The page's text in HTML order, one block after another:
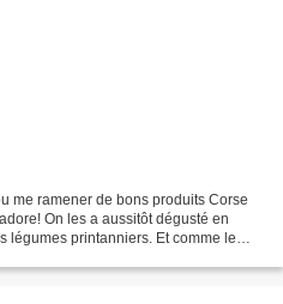
me ramener de bons produits Corse
On les a aussitôt dégusté en
légumes printanniers. Et comme le